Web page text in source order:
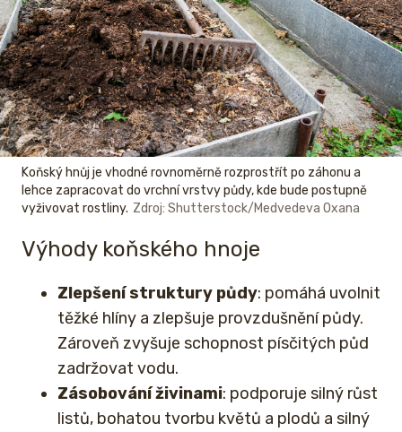
Koňský hnůj je vhodné rovnoměrně rozprostřít po záhonu a
lehce zapracovat do vrchní vrstvy půdy, kde bude postupně
vyživovat rostliny. Zdroj: Shutterstock/Medvedeva Oxana
Výhody koňského hnoje
Zlepšení struktury půdy: pomáhá uvolnit
těžké hlíny a zlepšuje provzdušnění půdy.
Zároveň zvyšuje schopnost písčitých půd
zadržovat vodu.
Zásobování živinami: podporuje silný růst
listů, bohatou tvorbu květů a plodů a silný